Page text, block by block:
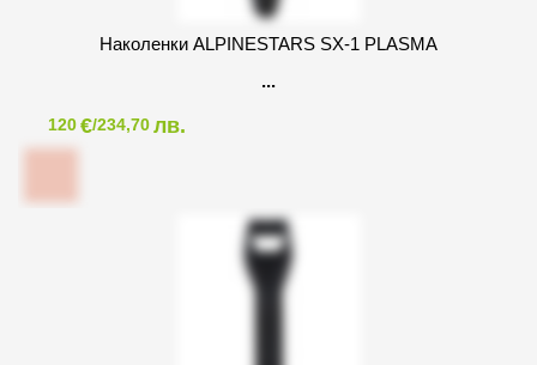
Наколенки ALPINESTARS SX-1 PLASMA
120€/234,70лв.